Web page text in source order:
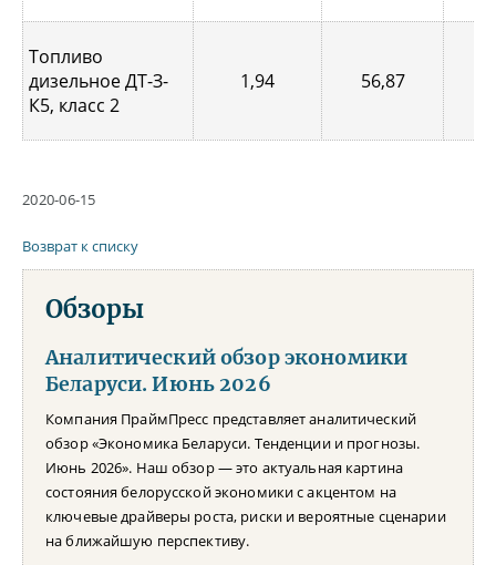
Топливо
дизельное ДТ-З-
К5, класс 2
1,94 56,87
2020-06-15
Возврат к списку
Обзоры
Аналитический обзор экономики
Беларуси. Июнь 2026
Компания ПраймПресс представляет аналитический
обзор «Экономика Беларуси. Тенденции и прогнозы.
Июнь 2026». Наш обзор — это актуальная картина
состояния белорусской экономики с акцентом на
ключевые драйверы роста, риски и вероятные сценарии
на ближайшую перспективу.